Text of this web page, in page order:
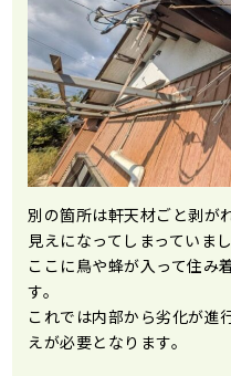
別の箇所は軒天材ごと剥が
見えになってしまっていまし
ここに鳥や蜂が入って住み
す。
これでは内部から劣化が進
えが必要となります。